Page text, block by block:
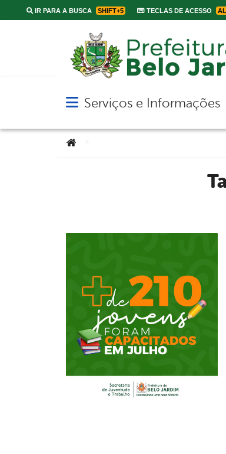
IR PARA A BUSCA SHIFT+5 TECLAS DE ACESSO
Abrir menu principal de navegação
Serviços e Informações
Você está aqui: